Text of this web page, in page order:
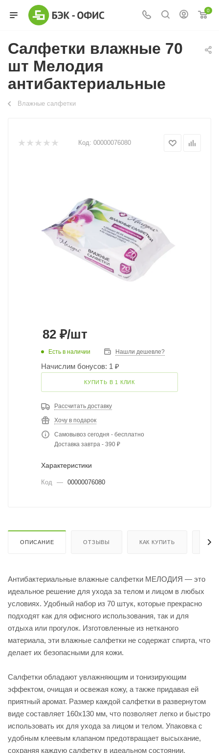
0
Салфетки влажные 70
шт Мелодия
антибактериальные
Влажные салфетки
Код: 00000076080
82 ₽/шт
Есть в наличии Нашли дешевле?
Начислим бонусов: 1 ₽
КУПИТЬ В 1 КЛИК
Рассчитать доставку
Хочу в подарок
Самовывоз сегодня - бесплатно
Доставка завтра - 390 ₽
Характеристики
Код — 00000076080
ОПИСАНИЕ ОТЗЫВЫ КАК КУПИТЬ
Антибактериальные влажные салфетки МЕЛОДИЯ — это
идеальное решение для ухода за телом и лицом в любых
условиях. Удобный набор из 70 штук, которые прекрасно
подходят как для офисного использования, так и для
отдыха или прогулок. Изготовленные из нетканого
материала, эти влажные салфетки не содержат спирта, что
делает их безопасными для кожи.
Салфетки обладают увлажняющим и тонизирующим
эффектом, очищая и освежая кожу, а также придавая ей
приятный аромат. Размер каждой салфетки в развернутом
виде составляет 160х130 мм, что позволяет легко и быстро
использовать их для ухода за лицом и телом. Упаковка с
удобным клеевым клапаном предотвращает высыхание,
сохраняя каждую салфетку в идеальном состоянии.